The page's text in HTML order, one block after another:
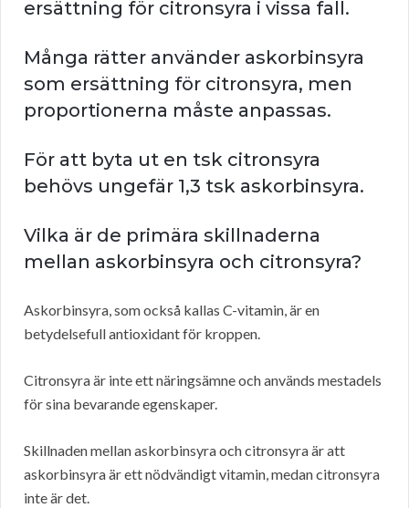
ersättning för citronsyra i vissa fall.
Många rätter använder askorbinsyra
som ersättning för citronsyra, men
proportionerna måste anpassas.
För att byta ut en tsk citronsyra
behövs ungefär 1,3 tsk askorbinsyra.
Vilka är de primära skillnaderna
mellan askorbinsyra och citronsyra?
Askorbinsyra, som också kallas C-vitamin, är en
betydelsefull antioxidant för kroppen.
Citronsyra är inte ett näringsämne och används mestadels
för sina bevarande egenskaper.
Skillnaden mellan askorbinsyra och citronsyra är att
askorbinsyra är ett nödvändigt vitamin, medan citronsyra
inte är det.